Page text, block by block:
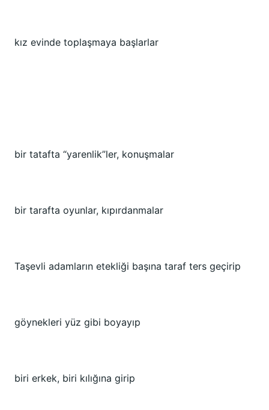
kız evinde toplaşmaya başlarlar
bir tatafta “yarenlik”ler, konuşmalar
bir tarafta oyunlar, kıpırdanmalar
Taşevli adamların etekliği başına taraf ters geçirip
göynekleri yüz gibi boyayıp
biri erkek, biri kılığına girip